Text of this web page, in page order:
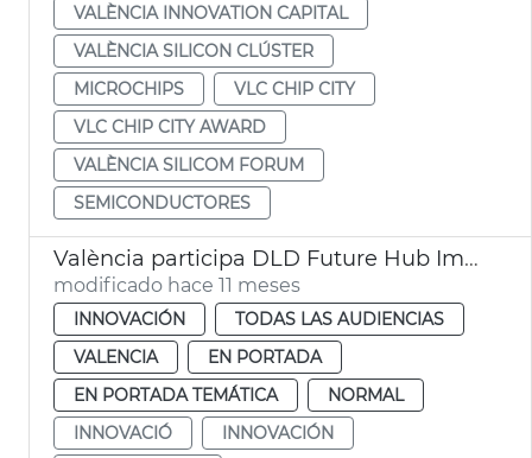
VALÈNCIA INNOVATION CAPITAL
VALÈNCIA SILICON CLÚSTER
MICROCHIPS
VLC CHIP CITY
VLC CHIP CITY AWARD
VALÈNCIA SILICOM FORUM
SEMICONDUCTORES
València participa DLD Future Hub Impact of AI
modificado hace 11 meses
INNOVACIÓN
TODAS LAS AUDIENCIAS
VALENCIA
EN PORTADA
EN PORTADA TEMÁTICA
NORMAL
INNOVACIÓ
INNOVACIÓN